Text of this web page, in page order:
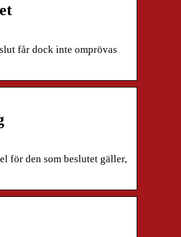
får dock inte omprövas
för den som beslutet gäller,